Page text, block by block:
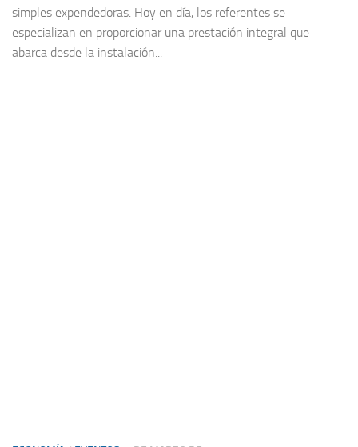
simples expendedoras. Hoy en día, los referentes se
especializan en proporcionar una prestación integral que
abarca desde la instalación...